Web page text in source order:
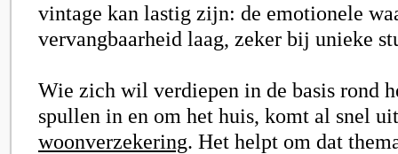
vintage kan lastig zijn: de emotionele
vervangbaarheid laag, zeker bij unieke
Wie zich wil verdiepen in de basis rond
spullen in en om het huis, komt al snel
woonverzekering. Het helpt om dat